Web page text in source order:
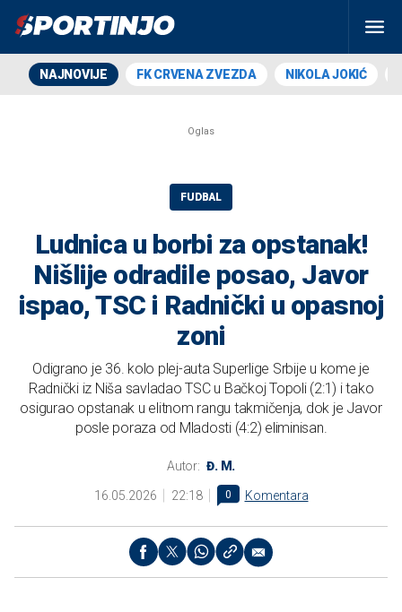
NAJNOVIJE FK CRVENA ZVEZDA NIKOLA JOKIĆ
FUDBAL
Ludnica u borbi za opstanak!
Nišlije odradile posao, Javor
ispao, TSC i Radnički u opasnoj
zoni
Odigrano je 36. kolo plej-auta Superlige Srbije u kome je
Radnički iz Niša savladao TSC u Bačkoj Topoli (2:1) i tako
osigurao opstanak u elitnom rangu takmičenja, dok je Javor
posle poraza od Mladosti (4:2) eliminisan.
Autor: Đ. M.
16.05.2026 22:18 0 Komentara